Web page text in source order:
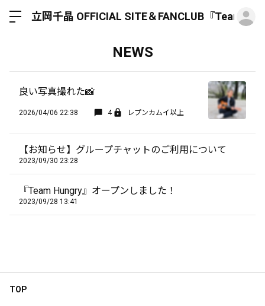
立岡千晶 OFFICIAL SITE＆FANCLUB『Team
NEWS
良い写真撮れた📸
2026/04/06 22:38 4 レプンカムイ以上
【お知らせ】グループチャットのご利用について
2023/09/30 23:28
『Team Hungry』オープンしました！
2023/09/28 13:41
TOP